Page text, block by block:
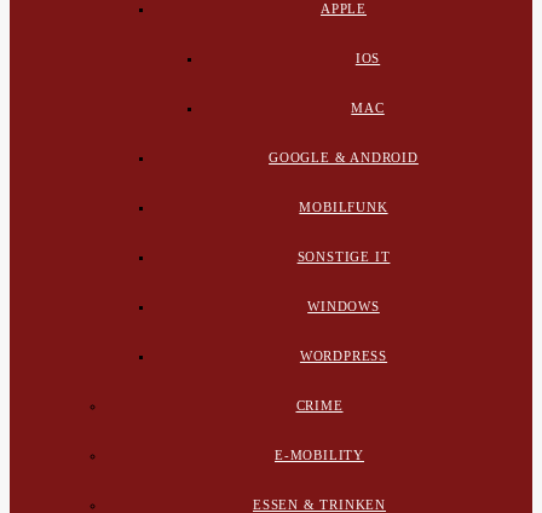
APPLE
IOS
MAC
GOOGLE & ANDROID
MOBILFUNK
SONSTIGE IT
WINDOWS
WORDPRESS
CRIME
E-MOBILITY
ESSEN & TRINKEN